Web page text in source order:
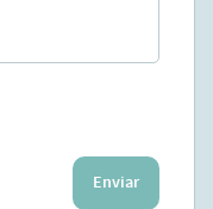
Enviar